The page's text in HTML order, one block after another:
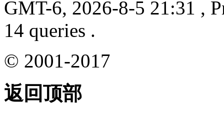
GMT-6, 2026-8-5 21:31 ,
14 queries .
© 2001-2017
返回顶部